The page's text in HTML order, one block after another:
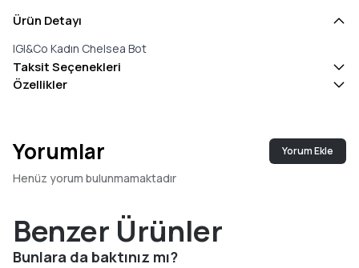
Ürün Detayı
IGI&Co Kadın Chelsea Bot
Taksit Seçenekleri
Özellikler
Yorumlar Yorum Ekle
Henüz yorum bulunmamaktadır
Benzer Ürünler
Bunlara da baktınız mı?